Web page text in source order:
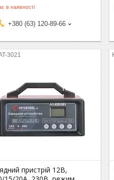
в наявності
+380 (63) 120-89-66
3021
пристрій 12В,